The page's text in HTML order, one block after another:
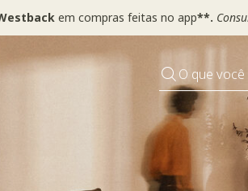
em compras feitas no app**.
O que